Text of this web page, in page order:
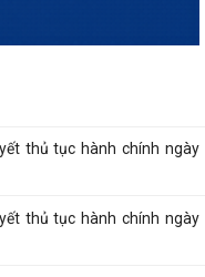
thủ tục hành chính ngày
thủ tục hành chính ngày
thủ tục hành chính ngày